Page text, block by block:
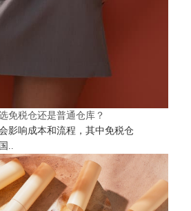
免税仓还是普通仓库？
影响成本和流程，其中免税仓
..